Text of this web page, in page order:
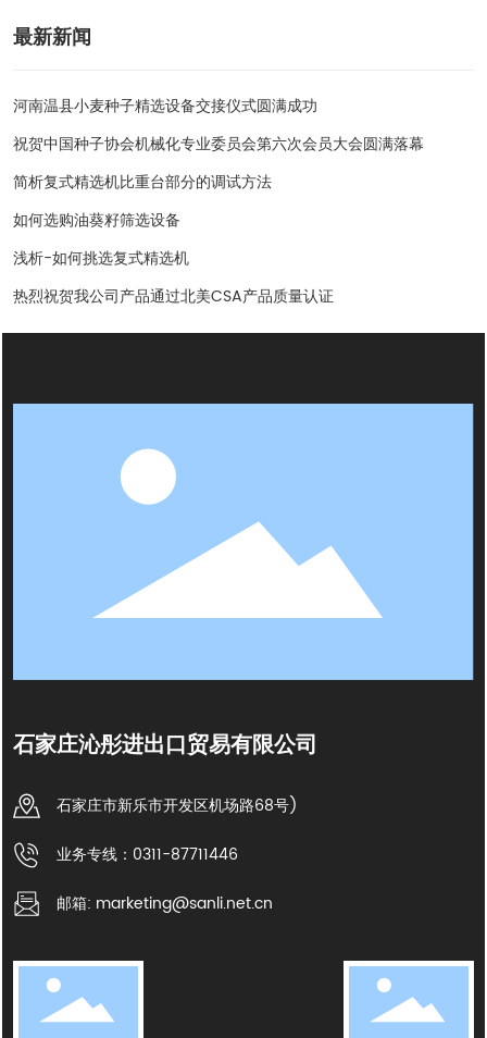
最新新闻
河南温县小麦种子精选设备交接仪式圆满成功
祝贺中国种子协会机械化专业委员会第六次会员大会圆满落幕
简析复式精选机比重台部分的调试方法
如何选购油葵籽筛选设备
浅析-如何挑选复式精选机
热烈祝贺我公司产品通过北美CSA产品质量认证
石家庄沁彤进出口贸易有限公司
石家庄市新乐市开发区机场路68号)
业务专线：0311-87711446
邮箱: marketing@sanli.net.cn